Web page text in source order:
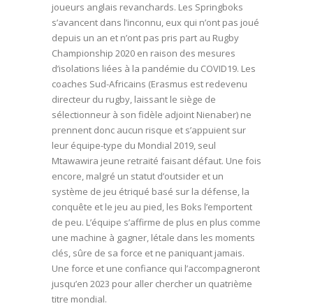
joueurs anglais revanchards. Les Springboks
s’avancent dans l’inconnu, eux qui n’ont pas joué
depuis un an et n’ont pas pris part au Rugby
Championship 2020 en raison des mesures
d’isolations liées à la pandémie du COVID19. Les
coaches Sud-Africains (Erasmus est redevenu
directeur du rugby, laissant le siège de
sélectionneur à son fidèle adjoint Nienaber) ne
prennent donc aucun risque et s’appuient sur
leur équipe-type du Mondial 2019, seul
Mtawawira jeune retraité faisant défaut. Une fois
encore, malgré un statut d’outsider et un
système de jeu étriqué basé sur la défense, la
conquête et le jeu au pied, les Boks l’emportent
de peu. L’équipe s’affirme de plus en plus comme
une machine à gagner, létale dans les moments
clés, sûre de sa force et ne paniquant jamais.
Une force et une confiance qui l’accompagneront
jusqu’en 2023 pour aller chercher un quatrième
titre mondial.